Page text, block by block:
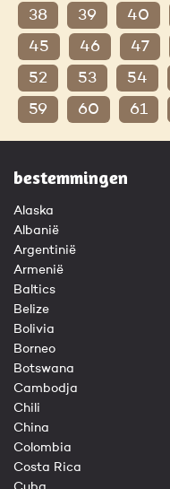
38
39 40
45
46 47
52
53 54
59
60 61
bestemmingen
Alaska
Albanië
Argentinië
Armenië
Baltics
Belize
Bolivia
Borneo
Botswana
Cambodja
Chili
China
Colombia
Costa Rica